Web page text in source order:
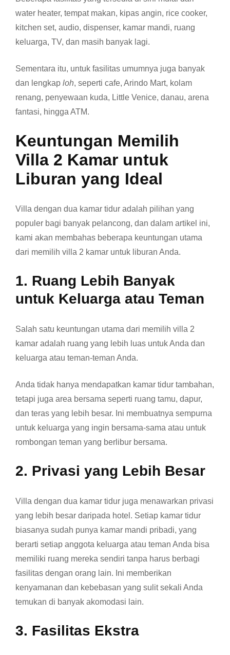
water heater, tempat makan, kipas angin, rice cooker,
kitchen set, audio, dispenser, kamar mandi, ruang
keluarga, TV, dan masih banyak lagi.
Sementara itu, untuk fasilitas umumnya juga banyak
dan lengkap loh, seperti cafe, Arindo Mart, kolam
renang, penyewaan kuda, Little Venice, danau, arena
fantasi, hingga ATM.
Keuntungan Memilih
Villa 2 Kamar untuk
Liburan yang Ideal
Villa dengan dua kamar tidur adalah pilihan yang
populer bagi banyak pelancong, dan dalam artikel ini,
kami akan membahas beberapa keuntungan utama
dari memilih villa 2 kamar untuk liburan Anda.
1. Ruang Lebih Banyak
untuk Keluarga atau Teman
Salah satu keuntungan utama dari memilih villa 2
kamar adalah ruang yang lebih luas untuk Anda dan
keluarga atau teman-teman Anda.
Anda tidak hanya mendapatkan kamar tidur tambahan,
tetapi juga area bersama seperti ruang tamu, dapur,
dan teras yang lebih besar. Ini membuatnya sempurna
untuk keluarga yang ingin bersama-sama atau untuk
rombongan teman yang berlibur bersama.
2. Privasi yang Lebih Besar
Villa dengan dua kamar tidur juga menawarkan privasi
yang lebih besar daripada hotel. Setiap kamar tidur
biasanya sudah punya kamar mandi pribadi, yang
berarti setiap anggota keluarga atau teman Anda bisa
memiliki ruang mereka sendiri tanpa harus berbagi
fasilitas dengan orang lain. Ini memberikan
kenyamanan dan kebebasan yang sulit sekali Anda
temukan di banyak akomodasi lain.
3. Fasilitas Ekstra